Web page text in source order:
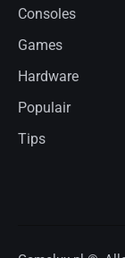
Consoles
Games
Hardware
Populair
Tips